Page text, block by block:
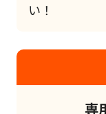
い！
専